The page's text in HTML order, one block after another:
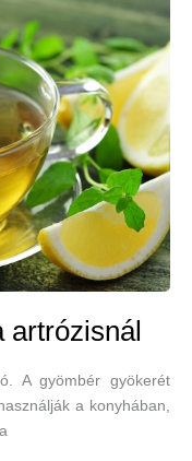
artrózisnál
A gyömbér gyökerét
a konyhában,